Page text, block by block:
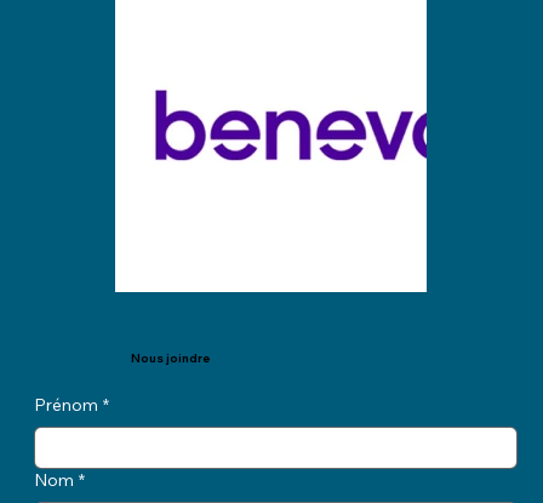
Prénom *
Nom *
Nous joindre